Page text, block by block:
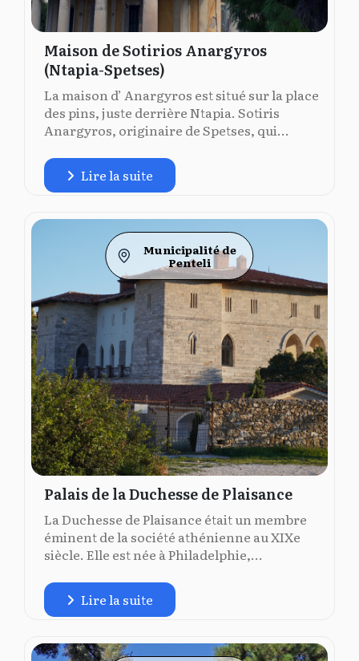
Maison de Sotirios Anargyros
(Ntapia-Spetses)
La maison d’ Anargyros est situé sur la place
des pins, juste derrière Ntapia. Sotiris
Anargyros, originaire de Spetses, qui...
Lire la suite
Municipalité de
Penteli
Palais de la Duchesse de Plaisance
La Duchesse de Plaisance était un membre
éminent de la société athénienne au XIXe
siècle. Elle est née à Philadelphie,...
Lire la suite